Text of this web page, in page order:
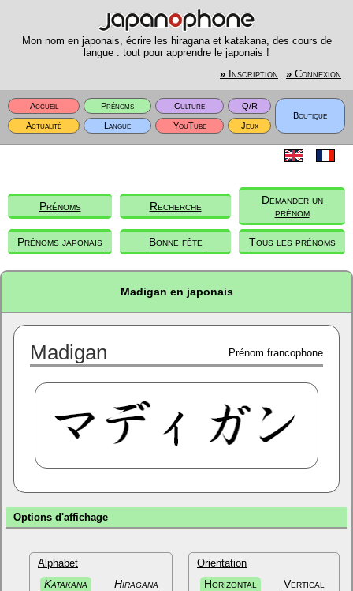
Mon nom en japonais, écrire les hiragana et katakana, des cours de
langue : tout pour apprendre le japonais !
» Inscription » Connexion
Accueil Prénoms Culture
Q/R
Boutique
Actualité
Langue YouTube Jeux
Prénoms Recherche
Demander un
prénom
Prénoms japonais Bonne fête Tous les prénoms
Madigan en japonais
Madigan Prénom francophone
Options d'affichage
Alphabet
Katakana Hiragana
Orientation
Horizontal Vertical